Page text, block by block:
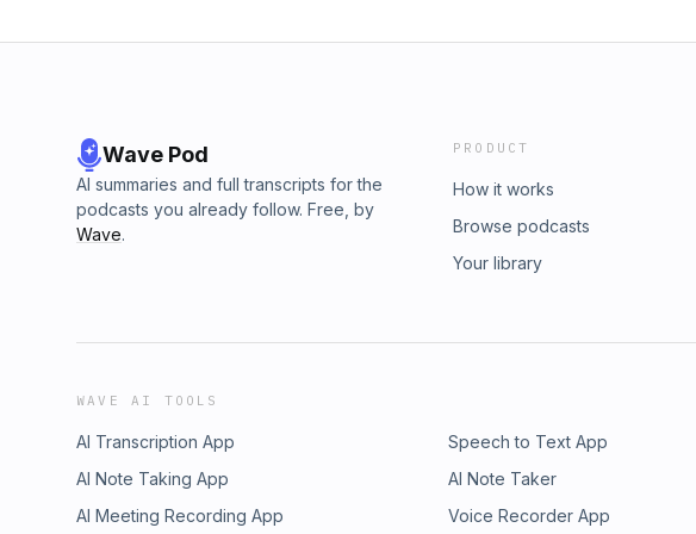
Wave Pod
AI summaries and full transcripts for the
podcasts you already follow. Free, by
Wave.
PRODUCT
How it works
Browse podcasts
Your library
WAVE AI TOOLS
AI Transcription App Speech to Text App
AI Note Taking App
AI Note Taker
AI Meeting Recording App
Voice Recorder App